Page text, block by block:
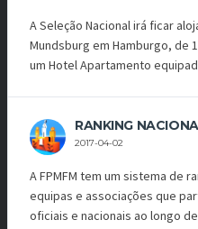
A Seleção Nacional irá ficar
Mundsburg em Hamburgo, de
um Hotel Apartamento
RANKING
2017-04-02
A FPMFM tem um sistema de
equipas e associações que
oficiais e nacionais ao longo de